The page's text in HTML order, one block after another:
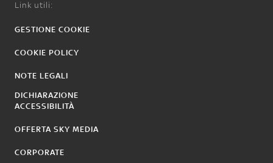
Link utili:
GESTIONE COOKIE
COOKIE POLICY
NOTE LEGALI
DICHIARAZIONE
ACCESSIBILITÀ
OFFERTA SKY MEDIA
CORPORATE